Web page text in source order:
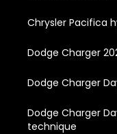
Chrysler Pacifica
Dodge Charger
Dodge Charger
Dodge Charger
technique